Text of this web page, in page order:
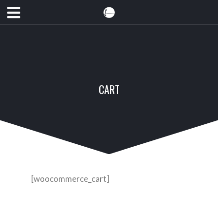
CART
[woocommerce_cart]